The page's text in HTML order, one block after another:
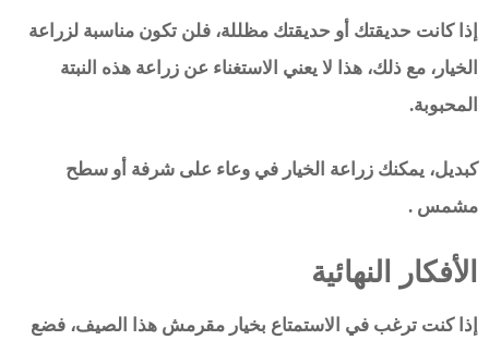
إذا كانت حديقتك أو حديقتك مظللة، فلن تكون مناسبة لزراعة
الخيار، مع ذلك، هذا لا يعني الاستغناء عن زراعة هذه النبتة
المحبوبة.
كبديل، يمكنك زراعة الخيار في وعاء على شرفة أو سطح
مشمس .
الأفكار النهائية
إذا كنت ترغب في الاستمتاع بخيار مقرمش هذا الصيف، فضع